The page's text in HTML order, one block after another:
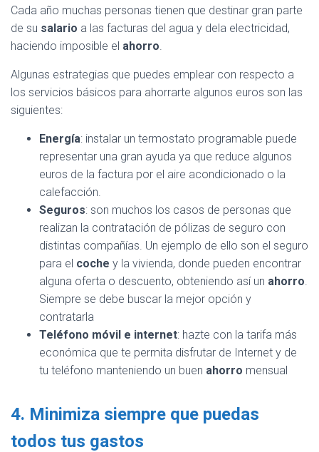
Cada año muchas personas tienen que destinar gran parte
de su salario a las facturas del agua y dela electricidad,
haciendo imposible el ahorro.
Algunas estrategias que puedes emplear con respecto a
los servicios básicos para ahorrarte algunos euros son las
siguientes:
Energía: instalar un termostato programable puede
representar una gran ayuda ya que reduce algunos
euros de la factura por el aire acondicionado o la
calefacción.
Seguros: son muchos los casos de personas que
realizan la contratación de pólizas de seguro con
distintas compañías. Un ejemplo de ello son el seguro
para el coche y la vivienda, donde pueden encontrar
alguna oferta o descuento, obteniendo así un ahorro.
Siempre se debe buscar la mejor opción y
contratarla
Teléfono móvil e internet: hazte con la tarifa más
económica que te permita disfrutar de Internet y de
tu teléfono manteniendo un buen ahorro mensual
4. Minimiza siempre que puedas
todos tus gastos